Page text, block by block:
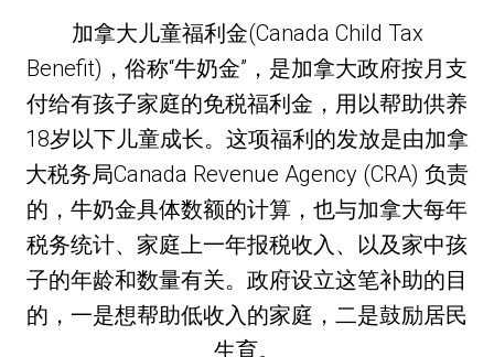
加拿大儿童福利金(Canada Child Tax
Benefit)，俗称“牛奶金”，是加拿大政府按月支
付给有孩子家庭的免税福利金，用以帮助供养
18岁以下儿童成长。这项福利的发放是由加拿
大税务局Canada Revenue Agency (CRA) 负责
的，牛奶金具体数额的计算，也与加拿大每年
税务统计、家庭上一年报税收入、以及家中孩
子的年龄和数量有关。政府设立这笔补助的目
的，一是想帮助低收入的家庭，二是鼓励居民
生育。